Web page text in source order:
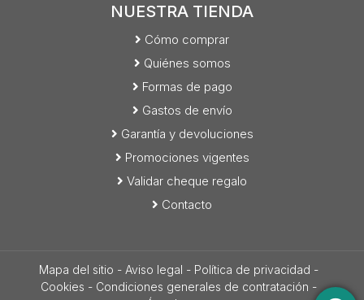
NUESTRA TIENDA
Cómo comprar
Quiénes somos
Formas de pago
Gastos de envío
Garantía y devoluciones
Promociones vigentes
Validar cheque regalo
Contacto
Mapa del sitio - Aviso legal - Política de privacidad -
Cookies - Condiciones generales de contratación -